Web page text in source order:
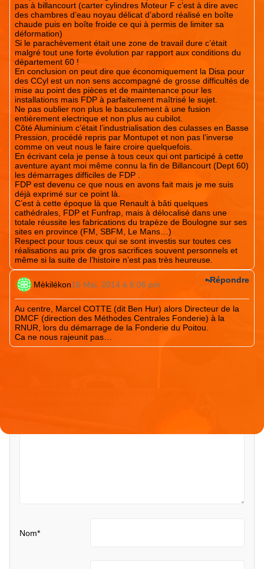
pas à billancourt (carter cylindres Moteur F c’est à dire avec
des chambres d’eau noyau délicat d’abord réalisé en boîte
chaude puis en boîte froide ce qui à permis de limiter sa
déformation)
Si le parachèvement était une zone de travail dure c’était
malgré tout une forte évolution par rapport aux conditions du
département 60 !
En conclusion on peut dire que économiquement la Disa pour
des CCyl est un non sens accompagné de grosse difficultés de
mise au point des pièces et de maintenance pour les
installations mais FDP à parfaitement maîtrisé le sujet.
Ne pas oublier non plus le basculement à une fusion
entièrement electrique et non plus au cubilot.
Côté Aluminium c’était l’industrialisation des culasses en Basse
Pression, procédé repris par Montupet et non pas l’inverse
comme on veut nous le faire croire quelquefois.
En écrivant cela je pense à tous ceux qui ont participé à cette
aventure ayant moi même connu la fin de Billancourt (Dept 60)
les démarrages difficiles de FDP .
FDP est devenu ce que nous en avons fait mais je me suis
déjà exprimé sur ce point là.
C’est à cette époque là que Renault à bâti quelques
cathédrales, FDP et Funfrap, mais à délocalisé dans une
totale réussite les fabrications du trapèze de Boulogne sur ses
sites en province (FM, SBFM, Le Mans…)
Respect pour tous ceux qui se sont investis sur toutes ces
réalisations au prix de gros sacrifices souvent personnels et
même si la suite de l’histoire n’est pas très heureuse.
Mèkilékon16 Mai. 2014 à 6:06 pm
Au centre, Marcel COTTE (dit Ben Hur) alors Directeur de la
DMCF (direction des Méthodes Centrales Fonderie) à la
RNUR, lors du démarrage de la Fonderie du Poitou.
Ca ne nous rajeunit pas…
Répondre
Nom*